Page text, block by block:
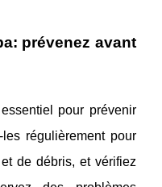
prévenez avant
pour prévenir
régulièrement pour
de débris, et vérifiez